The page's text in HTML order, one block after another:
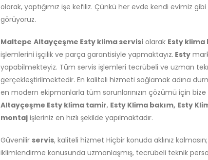
olarak, yaptığımız işe kefiliz. Çünkü her evde kendi evimiz gibi
görüyoruz.
Maltepe Altayçeşme Esty klima servisiolarak Esty klima
işlemlerini işçilik ve parça garantisiyle yapmaktayız. Esty
yapabilmekteyiz. Tüm servis işlemleri tecrübeli ve uzman
gerçekleştirilmektedir. En kaliteli hizmeti sağlamak adına
en modern ekipmanlarla tüm sorunlarınızın çözümü için
Altayçeşme Esty klima tamir, Esty Klima bakım, Esty
montajişleriniz en hızlı şekilde yapılmaktadır.
Güvenilir servis, kaliteli hizmet Hiçbir konuda aklınız
iklimlendirme konusunda uzmanlaşmış, tecrübeli teknik